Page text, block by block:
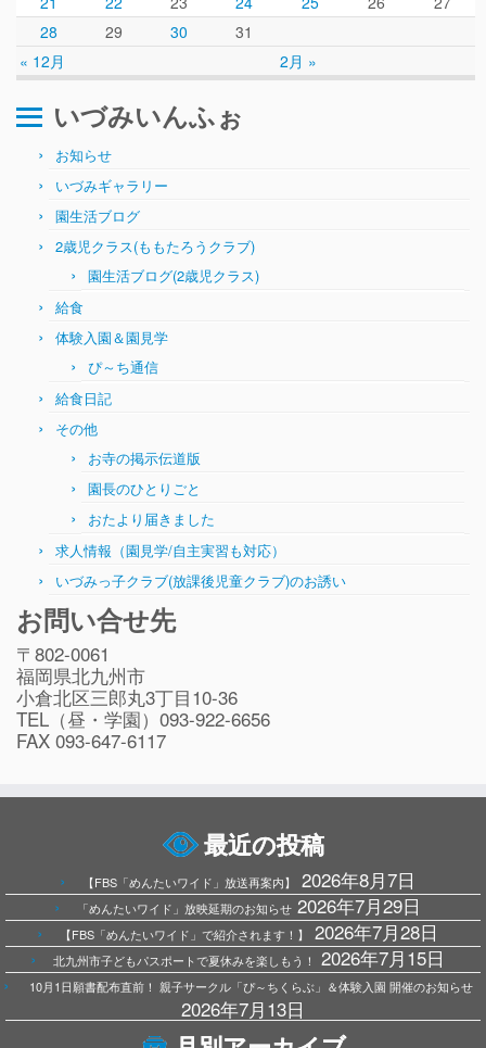
体験入園＆園見学
ぴ～ち通信
求人情報（園見学/自主実習も対応）
« 12月 2月 »
28
29 30 31
いづみいんふぉ
お知らせ
いづみギャラリー
園生活ブログ
2歳児クラス(ももたろうクラブ)
園生活ブログ(2歳児クラス)
給食
体験入園＆園見学
ぴ～ち通信
給食日記
その他
お寺の掲示伝道版
園長のひとりごと
おたより届きました
求人情報（園見学/自主実習も対応）
いづみっ子クラブ(放課後児童クラブ)のお誘い
お問い合せ先
〒802-0061
福岡県北九州市
小倉北区三郎丸3丁目10-36
TEL（昼・学園）093-922-6656
FAX 093-647-6117
最近の投稿
【FBS「めんたいワイド」放送再案内】 2026年8月7日
「めんたいワイド」放映延期のお知らせ 2026年7月29日
【FBS「めんたいワイド」で紹介されます！】 2026年7月28日
北九州市子どもパスポートで夏休みを楽しもう！ 2026年7月15日
10月1日願書配布直前！ 親子サークル「ぴ～ちくらぶ」＆体験入園 開催のお知らせ
2026年7月13日